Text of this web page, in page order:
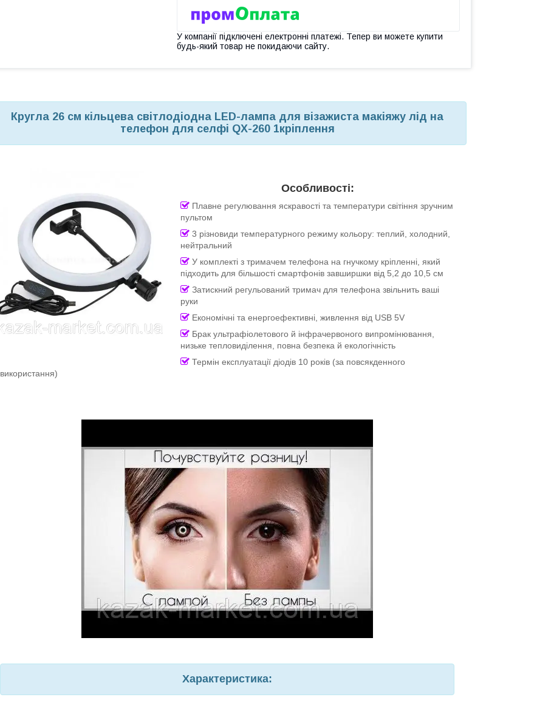
У компанії підключені електронні платежі. Тепер ви можете купити
будь-який товар не покидаючи сайту.
Кругла 26 см кільцева світлодіодна LED-лампа для візажиста макіяжу лід на
телефон для селфі QX-260 1кріплення
Особливості:
Плавне регулювання яскравості та температури світіння зручним
пультом
3 різновиди температурного режиму кольору: теплий, холодний,
нейтральний
У комплекті з тримачем телефона на гнучкому кріпленні, який
підходить для більшості смартфонів завширшки від 5,2 до 10,5 см
Затискний регульований тримач для телефона звільнить ваші
руки
Економічні та енергоефективні, живлення від USB 5V
Брак ультрафіолетового й інфрачервоного випромінювання,
низьке тепловиділення, повна безпека й екологічність
Термін експлуатації діодів 10 років (за повсякденного
використання)
Характеристика: